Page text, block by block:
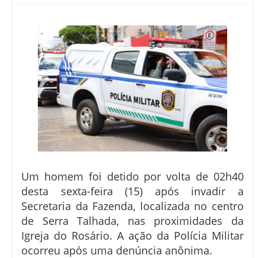
Um homem foi detido por volta de 02h40
desta sexta-feira (15) após invadir a
Secretaria da Fazenda, localizada no centro
de Serra Talhada, nas proximidades da
Igreja do Rosário. A ação da Polícia Militar
ocorreu após uma denúncia anônima.